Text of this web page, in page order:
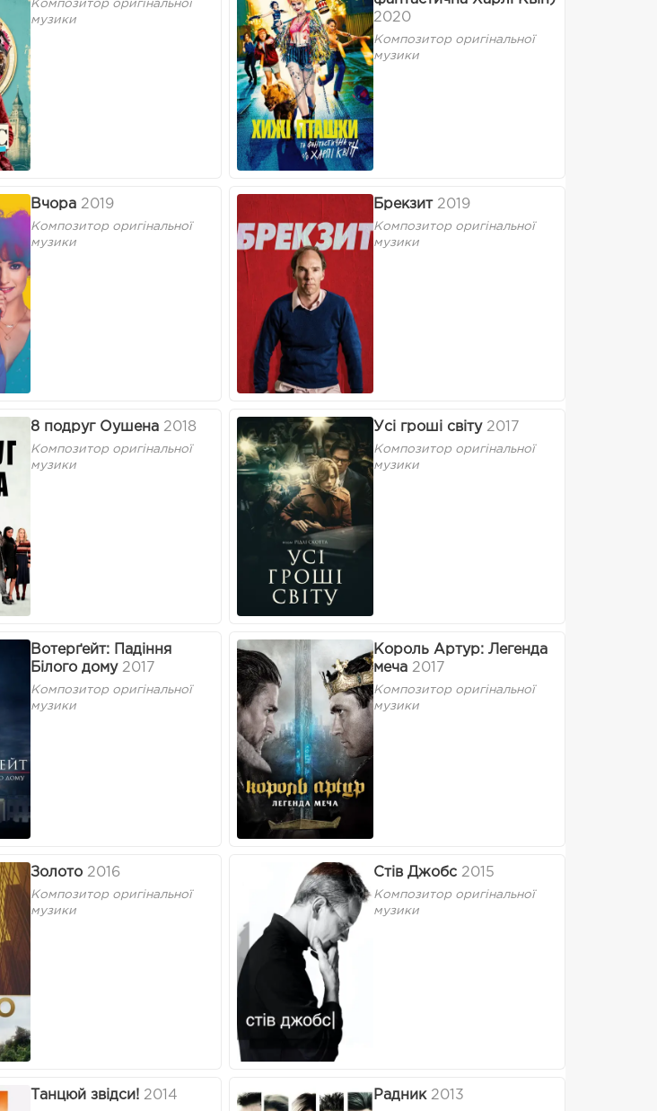
Композитор оригінальної
музики
2020
Композитор оригінальної
музики
Вчора 2019
Композитор оригінальної
музики
Брекзит 2019
Композитор оригінальної
музики
8 подруг Оушена 2018
Композитор оригінальної
музики
Усі гроші світу 2017
Композитор оригінальної
музики
Вотерґейт: Падіння
Білого дому 2017
Композитор оригінальної
музики
Король Артур: Легенда
меча 2017
Композитор оригінальної
музики
Золото 2016
Композитор оригінальної
музики
Стів Джобс 2015
Композитор оригінальної
музики
Танцюй звідси! 2014 Радник 2013